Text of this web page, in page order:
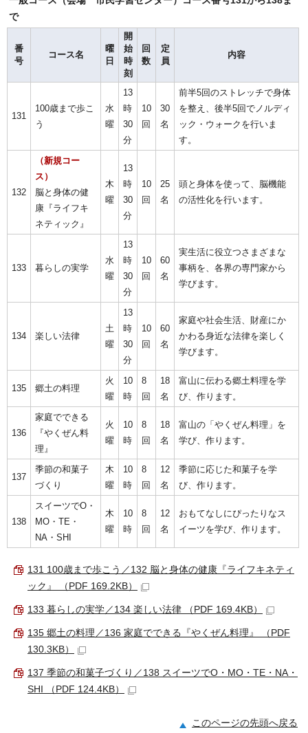
で
番
号
コース名
曜
日
開
始
時
刻
回
数
定
員
内容
131
100歳まで歩こ
う
水
曜
13
時
30
分
10
回
30
名
前半5回のストレッチで身体
を整え、後半5回でノルディ
ック・ウォークを行いま
す。
132
（新規コー
ス）
脳と身体の健
康『ライフキ
ネティック』
木
曜
13
時
30
分
10
回
25
名
頭と身体を使って、脳機能
の活性化を行います。
133 暮らしの実学
水
曜
13
時
30
分
10
回
60
名
実生活に役立つさまざまな
事柄を、各界の専門家から
学びます。
134 楽しい法律
土
曜
13
時
30
分
10
回
60
名
家庭や社会生活、財産にか
かわる身近な法律を楽しく
学びます。
135 郷土の料理
火
曜
10
時
8
回
18
名
富山に伝わる郷土料理を学
び、作ります。
136
家庭でできる
『やくぜん料
理』
火
曜
10
時
8
回
18
名
富山の「やくぜん料理」を
学び、作ります。
137
季節の和菓子
づくり
木
曜
10
時
8
回
12
名
季節に応じた和菓子を学
び、作ります。
138
スイーツでO・
MO・TE・
NA・SHI
木
曜
10
時
8
回
12
名
おもてなしにぴったりなス
イーツを学び、作ります。
131 100歳まで歩こう／132 脳と身体の健康『ライフキネティ
ック』 （PDF 169.2KB）
133 暮らしの実学／134 楽しい法律 （PDF 169.4KB）
135 郷土の料理／136 家庭でできる『やくぜん料理』 （PDF
130.3KB）
137 季節の和菓子づくり／138 スイーツでO・MO・TE・NA・
SHI （PDF 124.4KB）
このページの先頭へ戻る